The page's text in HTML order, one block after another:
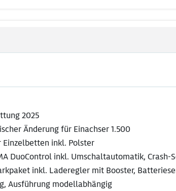
2025
Änderung für Einachser 1.500
inkl. Polster
DuoControl inkl. Umschaltautomatik, Crash-
inkl. Laderegler mit Booster,
Ausführung modellabhängig